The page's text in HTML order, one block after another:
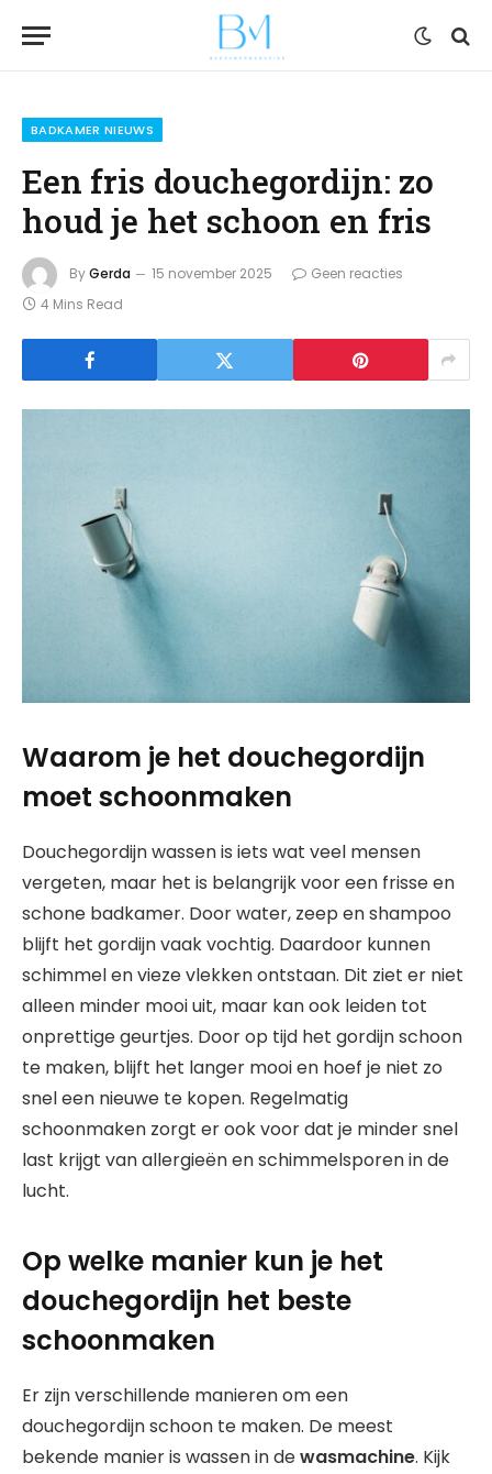
BADKAMER NIEUWS
Een fris douchegordijn: zo
houd je het schoon en fris
ByGerda 15 november 2025
Geen reacties
4 Mins Read
Waarom je het douchegordijn
moet schoonmaken
Douchegordijn wassen is iets wat veel mensen
vergeten, maar het is belangrijk voor een frisse en
schone badkamer. Door water, zeep en shampoo
blijft het gordijn vaak vochtig. Daardoor kunnen
schimmel en vieze vlekken ontstaan. Dit ziet er niet
alleen minder mooi uit, maar kan ook leiden tot
onprettige geurtjes. Door op tijd het gordijn schoon
te maken, blijft het langer mooi en hoef je niet zo
snel een nieuwe te kopen. Regelmatig
schoonmaken zorgt er ook voor dat je minder snel
last krijgt van allergieën en schimmelsporen in de
lucht.
Op welke manier kun je het
douchegordijn het beste
schoonmaken
Er zijn verschillende manieren om een
douchegordijn schoon te maken. De meest
bekende manier is wassen in dewasmachine. Kijk